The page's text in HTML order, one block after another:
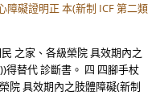
障礙證明正 本(新制 ICF 第二類
之家、各級榮院 具效期內之
得替代 診斷書。 四 四腳手杖
院 具效期內之肢體障礙(新制